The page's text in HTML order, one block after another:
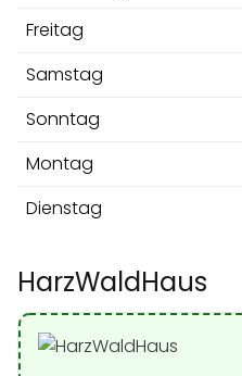
Freitag
Samstag
Sonntag
Montag
Dienstag
HarzWaldHaus